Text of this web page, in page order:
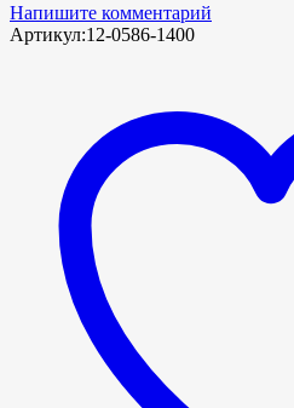
Напишите комментарий
Артикул:12-0586-1400